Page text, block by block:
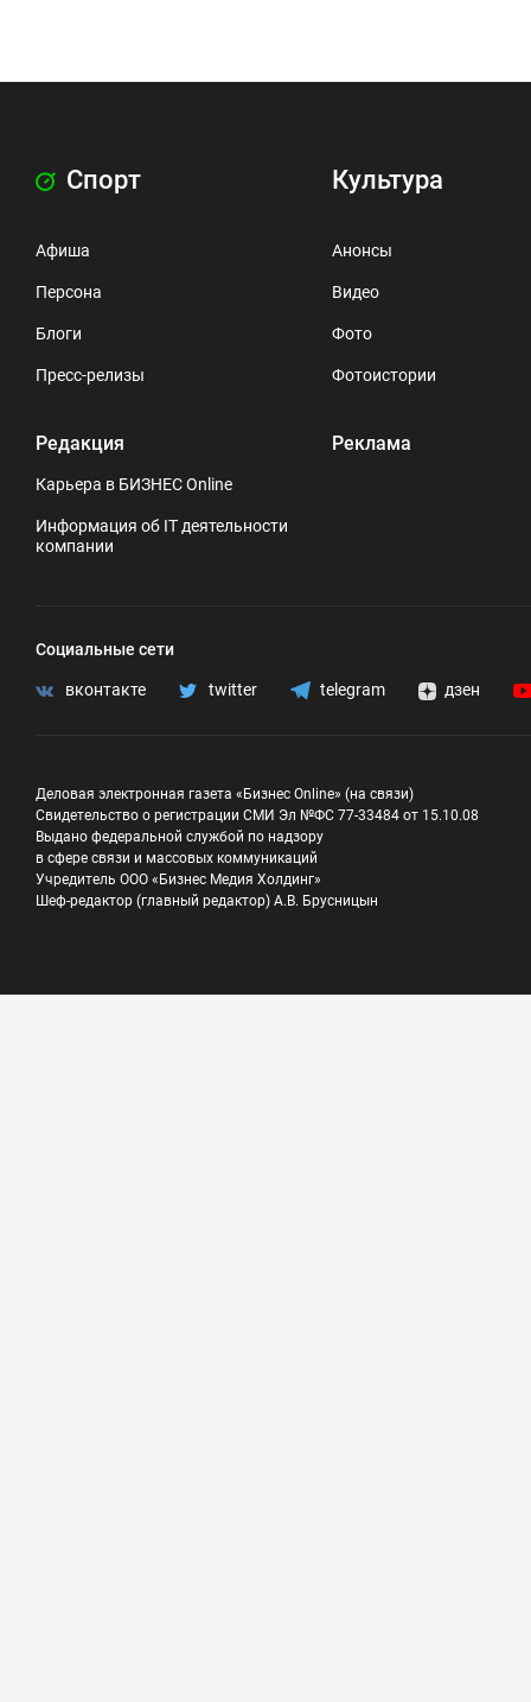
Спорт
Афиша
Персона
Блоги
Пресс-релизы
Редакция
Карьера в БИЗНЕС Online
Информация об IT деятельности
компании
Культура
Анонсы
Видео
Фото
Фотоистории
Реклама
Социальные сети
вконтакте twitter telegram дзен
Деловая электронная газета «Бизнес Online» (на связи)
Свидетельство о регистрации СМИ Эл №ФС 77-33484 от 15.10.08
Выдано федеральной службой по надзору
в сфере связи и массовых коммуникаций
Учредитель ООО «Бизнес Медия Холдинг»
Шеф-редактор (главный редактор) А.В. Брусницын